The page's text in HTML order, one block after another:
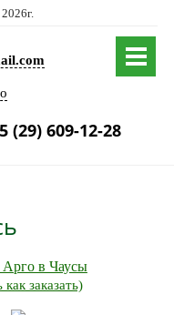
(29) 609-12-28
в Чаусы
заказать)